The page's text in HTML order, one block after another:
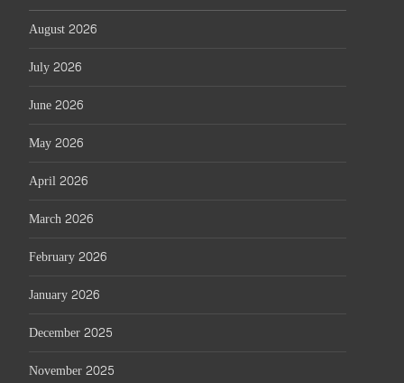
August 2026
July 2026
June 2026
May 2026
April 2026
March 2026
February 2026
January 2026
December 2025
November 2025